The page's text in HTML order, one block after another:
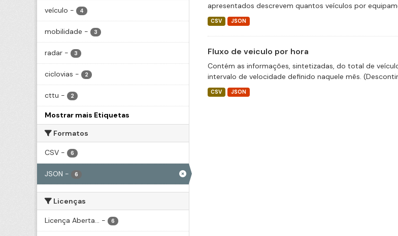
veículo - 4
mobilidade - 3
radar - 3
ciclovias - 2
cttu - 2
Mostrar mais Etiquetas
Formatos
CSV - 6
JSON - 6
Licenças
Licença Aberta... - 6
apresentados descrevem quantos veículos por
CSV JSON
Fluxo de veiculo por hora
Contém as informações, sintetizadas, do total de
intervalo de velocidade definido naquele mês.
CSV JSON